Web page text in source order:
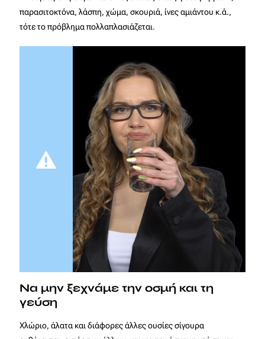
παρασιτοκτόνα, λάσπη, χώμα, σκουριά, ίνες αμιάντου κ.ά.,
τότε το πρόβλημα πολλαπλασιάζεται.
Να μην ξεχνάμε την οσμή και τη
γεύση
Χλώριο, άλατα και διάφορες άλλες ουσίες σίγουρα